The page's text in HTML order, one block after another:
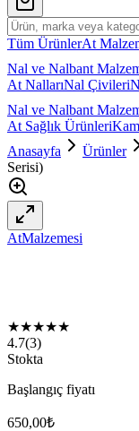
Tüm ÜrünlerAt
Nal ve Nalbant
At NallarıNal Çivileri
Nal ve Nalbant
At Sağlık Ürünleri
Anasayfa
Ürünler
Serisi)
AtMalzemesi
★★★★★
4.7(3)
Stokta
Başlangıç fiyatı
650,00₺